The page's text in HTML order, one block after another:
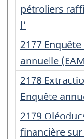
:
pétroliers
l'
Numéro
:
2177
annuelle
Numéro
:
2178
Enquête
Numéro
2179
financière sur